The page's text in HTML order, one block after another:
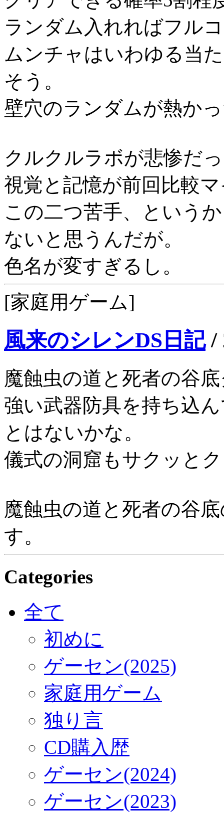
ランダム入れればフル
ムンチャはいわゆる当
そう。
壁穴のランダムが熱か
クルクルラボが悲惨だ
視覚と記憶が前回比較
この二つ苦手、という
ないと思うんだが。
色名が変すぎるし。
[家庭用ゲーム]
風来のシレンDS日記/
魔蝕虫の道と死者の谷
強い武器防具を持ち込
とはないかな。
儀式の洞窟もサクッと
魔蝕虫の道と死者の谷
す。
Categories
全て
初めに
ゲーセン(2025)
家庭用ゲーム
独り言
CD購入歴
ゲーセン(2024)
ゲーセン(2023)